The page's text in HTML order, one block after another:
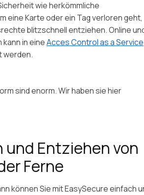
wie herkömmliche
eine Karte oder ein Tag verloren geht,
blitzschnell entziehen. Online
in eineAcces Control as a Service
werden.
sind enorm. Wir haben sie hier
und Entziehen von
Ferne
können Sie mit EasySecure einfach